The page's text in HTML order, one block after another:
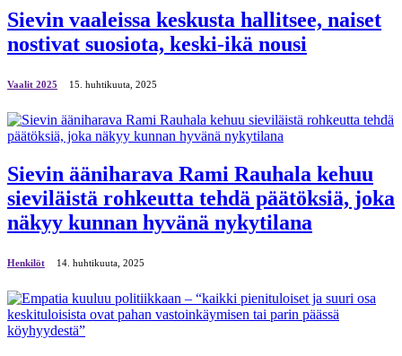
Sievin vaaleissa keskusta hallitsee, naiset
nostivat suosiota, keski-ikä nousi
Vaalit 2025 15. huhtikuuta, 2025
Sievin ääniharava Rami Rauhala kehuu
sieviläistä rohkeutta tehdä päätöksiä, joka
näkyy kunnan hyvänä nykytilana
Henkilöt 14. huhtikuuta, 2025